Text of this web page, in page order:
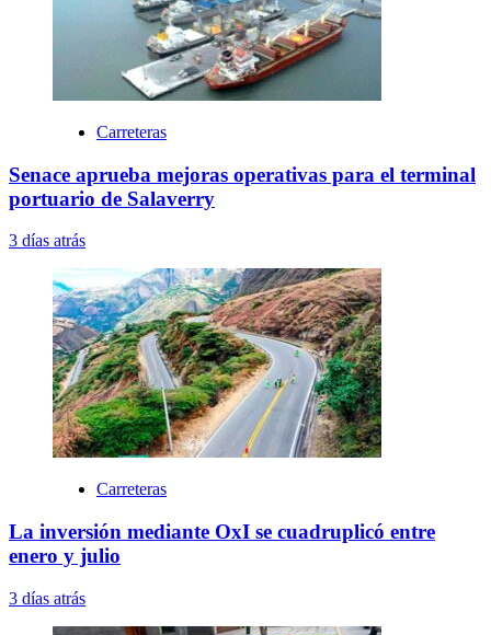
Carreteras
Senace aprueba mejoras operativas para el terminal
portuario de Salaverry
3 días atrás
Carreteras
La inversión mediante OxI se cuadruplicó entre
enero y julio
3 días atrás